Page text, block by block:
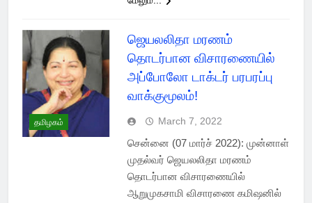
தமிழகம்
ஜெயலலிதா மரணம்
தொடர்பான விசாரணையில்
அப்போலோ டாக்டர் பரபரப்பு
வாக்குமூலம்!
March 7, 2022
சென்னை (07 மார்ச் 2022): முன்னாள்
முதல்வர் ஜெயலலிதா மரணம்
தொடர்பான விசாரணையில்
ஆறுமுகசாமி விசாரணை கமிஷனில்